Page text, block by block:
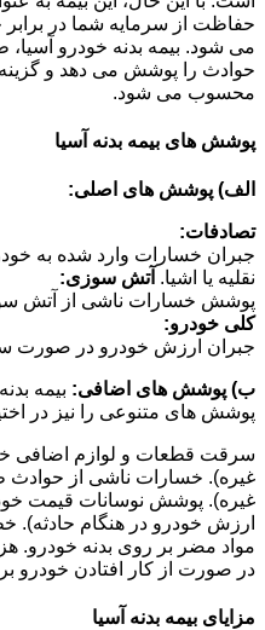
حفاظت از سرمایه شما در
می شود. بیمه بدنه خودرو
حوادث را پوشش می دهد و گزینه
محسوب می شود.
پوشش های بیمه بدنه آسیا
الف) پوشش های اصلی:
تصادفات:
جبران خسارات وارد شده به
نقلیه یا اشیا. آتش سوزی:
پوشش خسارات ناشی از آتش
کلی خودرو:
جبران ارزش خودرو در صورت
ب) پوشش های اضافی: بیمه
پوشش های متنوعی را نیز در
سرقت قطعات و لوازم اضافی
غیره). خسارات ناشی از حوادث
غیره). پوشش نوسانات قیمت
ارزش خودرو در هنگام حادثه).
مواد مضر بر روی بدنه خودرو.
در صورت از کار افتادن خودرو
مزایای بیمه بدنه آسیا